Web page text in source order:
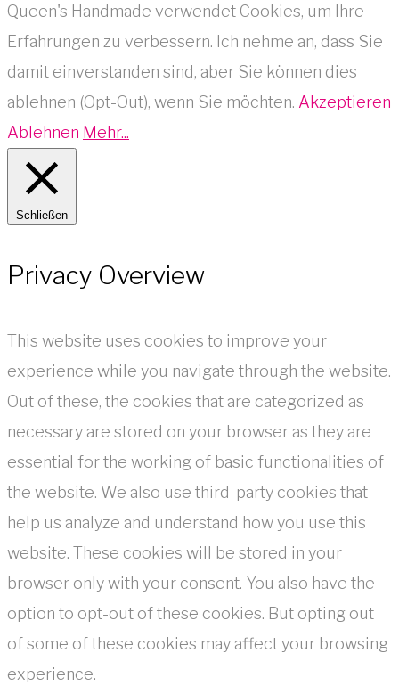
Queen's Handmade verwendet Cookies, um Ihre
Erfahrungen zu verbessern. Ich nehme an, dass Sie
damit einverstanden sind, aber Sie können dies
ablehnen (Opt-Out), wenn Sie möchten. Akzeptieren
Ablehnen Mehr...
Schließen
Privacy Overview
This website uses cookies to improve your
experience while you navigate through the website.
Out of these, the cookies that are categorized as
necessary are stored on your browser as they are
essential for the working of basic functionalities of
the website. We also use third-party cookies that
help us analyze and understand how you use this
website. These cookies will be stored in your
browser only with your consent. You also have the
option to opt-out of these cookies. But opting out
of some of these cookies may affect your browsing
experience.